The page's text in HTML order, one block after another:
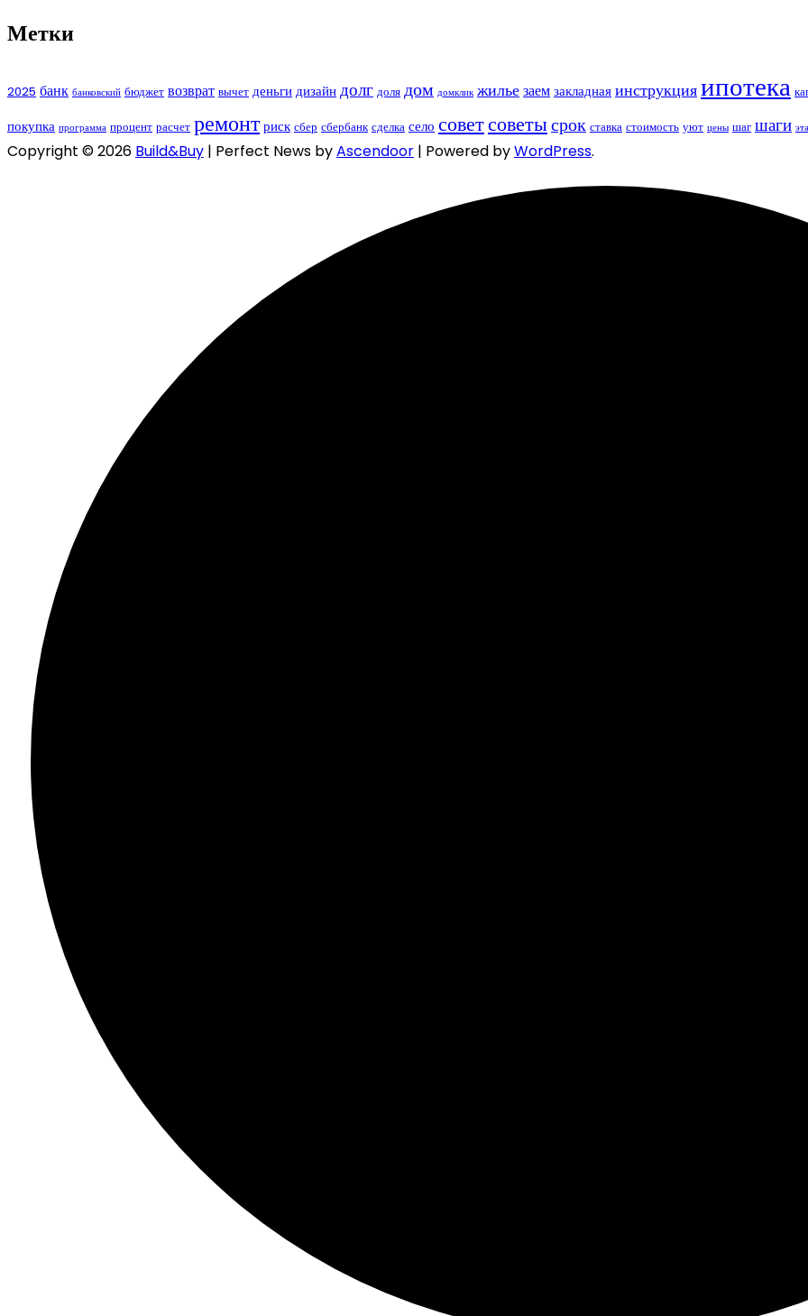
Метки
2025 банк банковский бюджет возврат вычет деньгидизайндолг доля дом домклик жильезаемзакладнаяинструкцияипотека
покупка программа процент расчет ремонтриск сбер сбербанк сделка село советсоветысрок ставка стоимость уют цены шаг шаги
Copyright © 2026 Build&Buy | Perfect News byAscendoor | Powered byWordPress.